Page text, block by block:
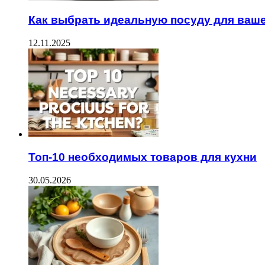
Как выбрать идеальную посуду для
12.11.2025
Топ-10 необходимых товаров для кухни
30.05.2026